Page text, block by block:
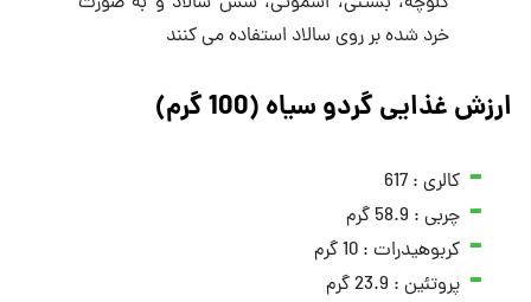
خرد شده بر روی سالاد استفاده می کنند
ارزش غذایی گردو سیاه (100 گرم)
کالری : 617
چربی : 58.9 گرم
کربوهیدرات : 10 گرم
پروتئین : 23.9 گرم